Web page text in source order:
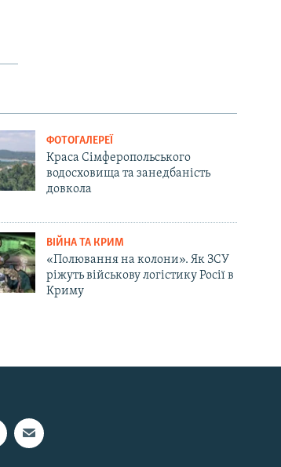
ФОТОГАЛЕРЕЇ
Краса Сімферопольського
водосховища та занедбаність
довкола
ВІЙНА ТА КРИМ
«Полювання на колони». Як ЗСУ
ріжуть військову логістику Росії в
Криму